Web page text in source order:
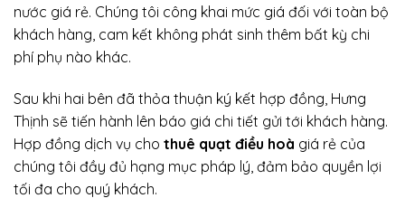
nước giá rẻ. Chúng tôi công khai mức giá đối với toàn bộ
khách hàng, cam kết không phát sinh thêm bất kỳ chi
phí phụ nào khác.
Sau khi hai bên đã thỏa thuận ký kết hợp đồng, Hưng
Thịnh sẽ tiến hành lên báo giá chi tiết gửi tới khách hàng.
Hợp đồng dịch vụ cho thuê quạt điều hoà giá rẻ của
chúng tôi đầy đủ hạng mục pháp lý, đảm bảo quyền lợi
tối đa cho quý khách.